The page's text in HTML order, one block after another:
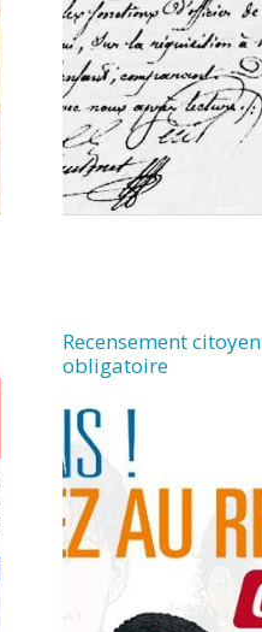
Recensement citoyen
obligatoire